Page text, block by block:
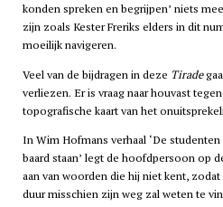
konden spreken en begrijpen’ niets
zijn zoals Kester Freriks elders in dit
moeilijk navigeren.
Veel van de bijdragen in deze Tirade
verliezen. Er is vraag naar houvast
topografische kaart van het
In Wim Hofmans verhaal ‘De
baard staan’ legt de hoofdpersoon op
aan van woorden die hij niet kent,
duur misschien zijn weg zal weten te